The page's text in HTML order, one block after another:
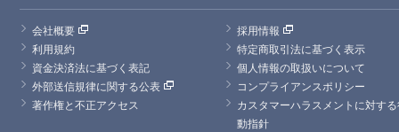
会社概要
採用情報
利用規約
特定商取引法に基づく表示
資金決済法に基づく表記
個人情報の取扱いについて
外部送信規律に関する公表
コンプライアンスポリシー
著作権と不正アクセス
カスタマーハラスメントに対す
動指針